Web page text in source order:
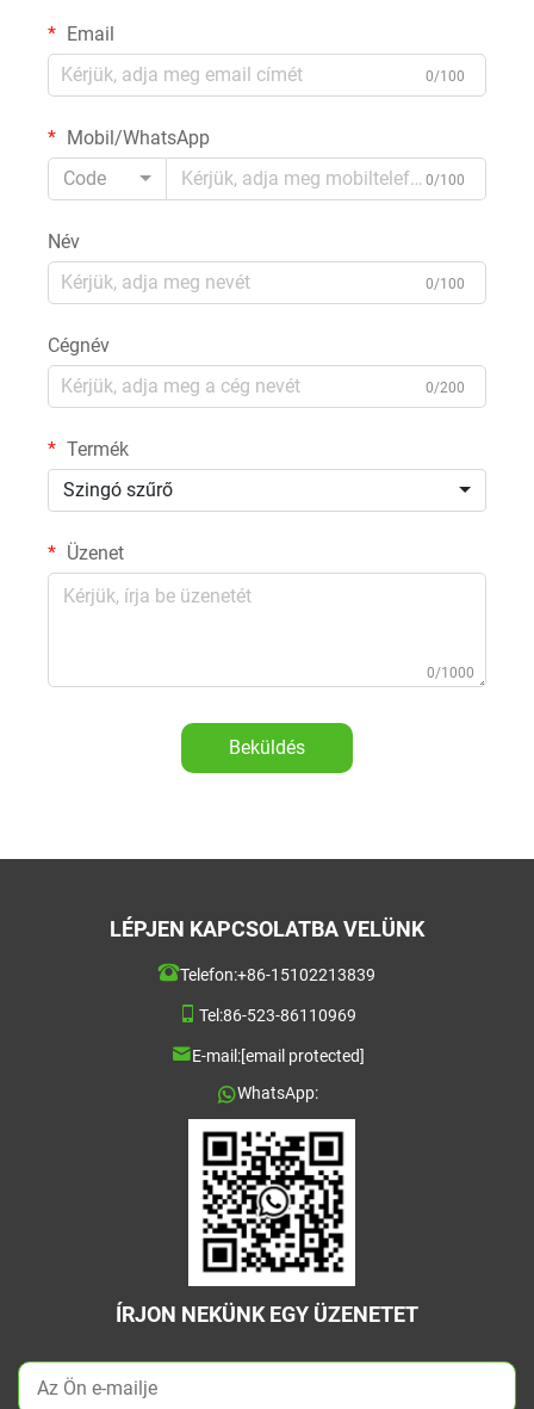
Email
0/100
Mobil/WhatsApp
Code
0/100
Név
0/100
Cégnév
0/200
Termék
Szingó szűrő
Üzenet
0/1000
Beküldés
LÉPJEN KAPCSOLATBA VELÜNK
Telefon:+86-15102213839
Tel:86-523-86110969
E-mail:[email protected]
WhatsApp:
ÍRJON NEKÜNK EGY ÜZENETET